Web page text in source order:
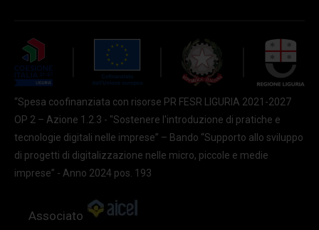
“Spesa coofinanziata con risorse PR FESR LIGURIA 2021-2027
OP 2 – Azione 1.2.3 - "Sostenere l'introduzione di pratiche e
tecnologie digitali nelle imprese” – Bando “Supporto allo sviluppo
di progetti di digitalizzazione nelle micro, piccole e medie
imprese” - Anno 2024 pos. 193
Associato